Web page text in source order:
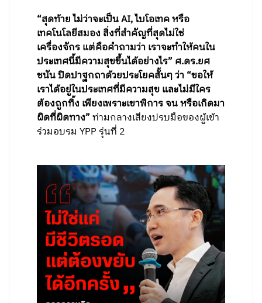
“สุดท้าย ไม่ว่าจะเป็น AI, ไบโอเทค หรือ
เทคโนโลยีสมอง สิ่งที่สำคัญที่สุดไม่ใช่
เครื่องจักร แต่คือคำถามว่า เราจะทำให้คนใน
ประเทศนี้มีความสุขขึ้นได้อย่างไร” ศ.ดร.ยศ
ชนัน ปิดปาฐกถาด้วยประโยคสั้นๆ ว่า “ขอให้
เราได้อยู่ในประเทศที่มีความสุข และไม่มีใคร
ต้องถูกทิ้ง เพียงเพราะเขาพิการ จน หรือเกิดมา
ผิดที่ผิดทาง”ท่ามกลางเสียงปรบมือของผู้เข้า
ร่วมอบรม YPP รุ่นที่ 2